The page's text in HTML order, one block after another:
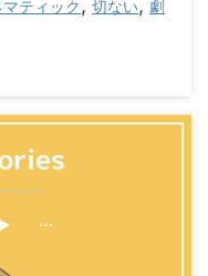
マティック , 切ない, 劇